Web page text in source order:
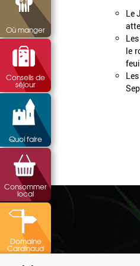
Où manger
Conseils de
séjour
Quoi faire
Consommer
local
Domaine
Cardinaud
Le
le